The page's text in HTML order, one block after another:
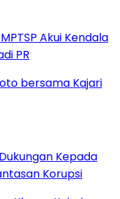
Akui Kendala
PR
Kepada
Korupsi